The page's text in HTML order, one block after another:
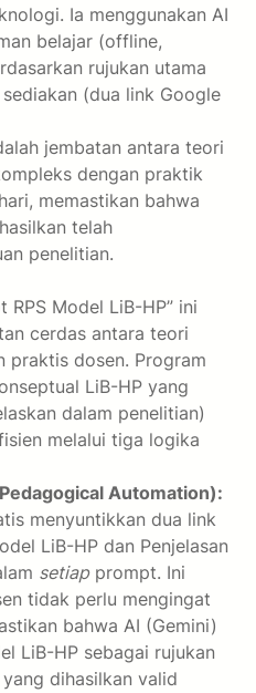
Ia menggunakan AI
belajar (offline,
rujukan utama
(dua link Google
jembatan antara teori
dengan praktik
memastikan bahwa
telah
penelitian.
RPS Model LiB-HP” ini
cerdas antara teori
praktis dosen. Program
LiB-HP yang
dalam penelitian)
melalui tiga logika
Automation):
menyuntikkan dua link
LiB-HP dan Penjelasan
setiapprompt. Ini
tidak perlu mengingat
bahwa AI (Gemini)
LiB-HP sebagai rujukan
dihasilkan valid